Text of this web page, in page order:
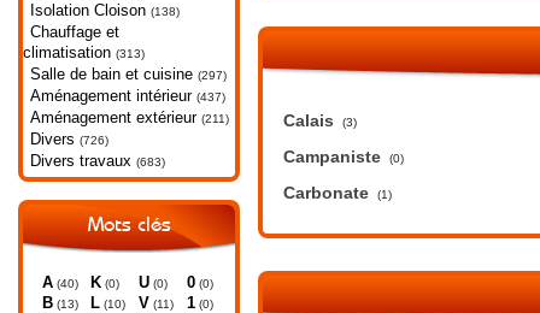
Isolation Cloison (138)
Chauffage et
climatisation (313)
Salle de bain et cuisine (297)
Aménagement intérieur (437)
Aménagement extérieur (211)
Divers (726)
Divers travaux (683)
Mots clés
A (40)
B (13)
K (0)
L (10)
U (0)
V (11)
0 (0)
1 (0)
Calais (3)
Campaniste (0)
Carbonate (1)